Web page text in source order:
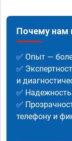
Почему нам
✅ Опыт —
✅
и
✅
✅
телефону и